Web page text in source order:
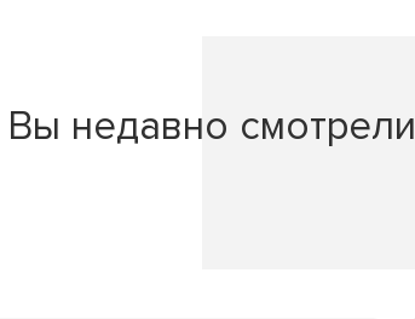
Вы недавно смотрели